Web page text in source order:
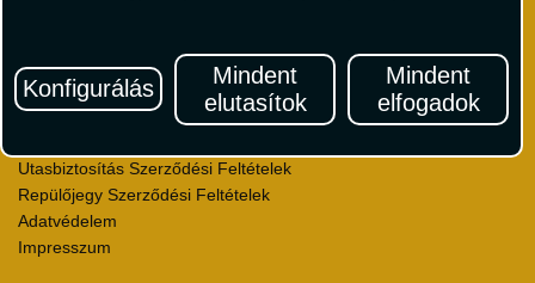
Konfigurálás
Mindent
elutasítok
Mindent
elfogadok
Környezettudatosság
Utazási Csomag Szerződési Feltételek
Utasbiztosítás Szerződési Feltételek
Repülőjegy Szerződési Feltételek
Adatvédelem
Impresszum